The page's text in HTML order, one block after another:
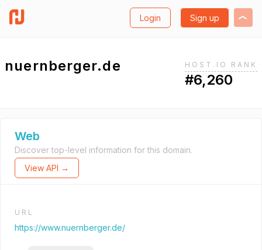
Login Sign up
nuernberger.de HOST.IO RANK
#6,260
Web
Discover top-level information for this domain.
View API →
URL
https://www.nuernberger.de/